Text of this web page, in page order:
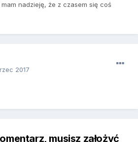
nadzieję, że z czasem się coś
2017
musisz założyć